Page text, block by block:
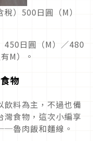
）500日圓（M）
450日圓（M）／480
M）。
物
飲料為主，不過也備
灣食物，這次小編享
魯肉飯和麵線。